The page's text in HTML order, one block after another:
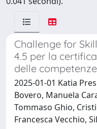
Challenge for
4.5 per la
delle
2025-01-01 Katia
Bovero, Manuela
Tommaso Ghio,
Francesca Vecchio,